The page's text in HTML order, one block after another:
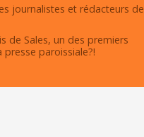
journalistes et rédacteurs de
de Sales, un des premiers
presse paroissiale?!